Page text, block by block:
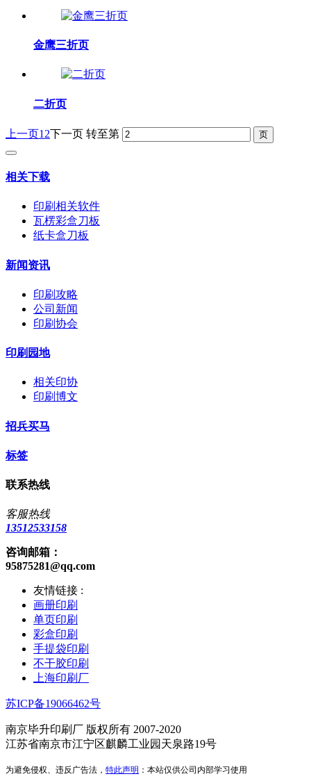
金鹰三折页
二折页
上一页1 2下一页 转至第
相关下载
印刷相关软件
瓦楞彩盒刀板
纸卡盒刀板
新闻资讯
印刷攻略
公司新闻
印刷协会
印刷园地
相关印协
印刷博文
招兵买马
标签
联系热线
客服热线
13512533158
咨询邮箱：
95875281@qq.com
友情链接 :
画册印刷
单页印刷
彩盒印刷
手提袋印刷
不干胶印刷
上海印刷厂
苏ICP备19066462号
南京毕升印刷厂 版权所有 2007-2020
江苏省南京市江宁区麒麟工业园天泉路19号
为避免侵权、违反广告法， 特此声明 ：本站仅供公司内部学习使用